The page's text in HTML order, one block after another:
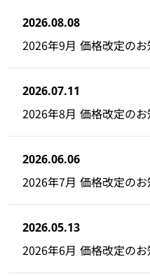
2026.08.08
2026年9月 価格改定のお
2026.07.11
2026年8月 価格改定のお
2026.06.06
2026年7月 価格改定のお
2026.05.13
2026年6月 価格改定のお